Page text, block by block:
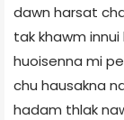
dawn harsat
tak khawm
huoisenna mi
chu hausakna
hadam thlak